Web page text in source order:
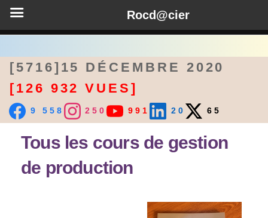
[5716]15 DÉCEMBRE 2020
[126 932 VUES]
9 558 250 991 20 65
Tous les cours de gestion
de production
Rocd@cier